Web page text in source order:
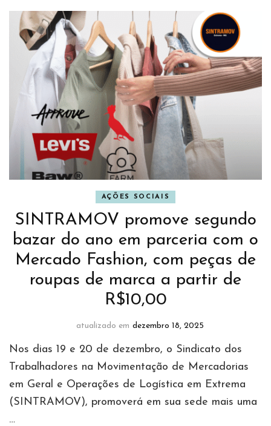
AÇÕES SOCIAIS
SINTRAMOV promove segundo
bazar do ano em parceria com o
Mercado Fashion, com peças de
roupas de marca a partir de
R$10,00
atualizado em dezembro 18, 2025
Nos dias 19 e 20 de dezembro, o Sindicato dos
Trabalhadores na Movimentação de Mercadorias
em Geral e Operações de Logística em Extrema
(SINTRAMOV), promoverá em sua sede mais uma
…